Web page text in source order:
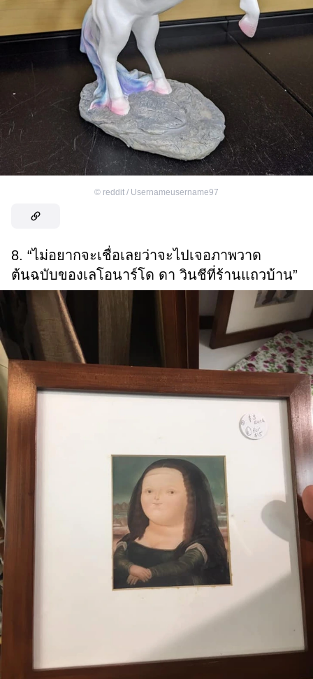
© reddit / Usernameusername97
8. “ไม่อยากจะเชื่อเลยว่าจะไปเจอภาพวาด
ต้นฉบับของเลโอนาร์โด ดา วินชีที่ร้านแถวบ้าน”